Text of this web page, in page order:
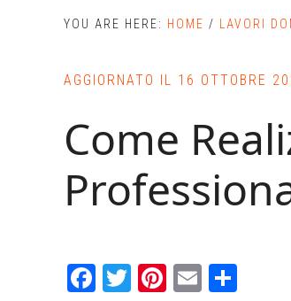
YOU ARE HERE: HOME / LAVORI
AGGIORNATO IL 16 OTTOBRE
Come
Facebook
TwitterPinterest
Email